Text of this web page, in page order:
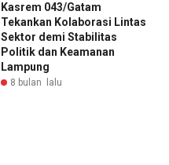
Kasrem 043/Gatam
Tekankan Kolaborasi Lintas
Sektor demi Stabilitas
Politik dan Keamanan
Lampung
8 bulan lalu